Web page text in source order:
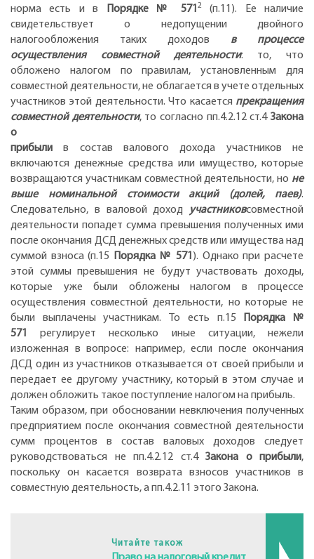
норма есть и в
Порядке № 571 2
(п.11). Ее наличие
свидетельствует о недопущении двойного
налогообложения таких доходов в процессе
осуществления совместной деятельности: то, что
обложено налогом по правилам, установленным для
совместной деятельности, не облагается в учете отдельных
участников этой деятельности. Что касается прекращения
совместной деятельности, то согласно пп.4.2.12 ст.4Закона
о
прибыли в состав валового дохода участников не
включаются денежные средства или имущество, которые
возвращаются участникам совместной деятельности, но не
выше номинальной стоимости акций (долей, паев).
Следовательно, в валовой доход
участниковсовместной
деятельности попадет сумма превышения полученных ими
после окончания ДСД денежных средств или имущества над
суммой взноса (п.15
Порядка № 571 ). Однако при расчете
этой суммы превышения не будут участвовать доходы,
которые уже были обложены налогом в процессе
осуществления совместной деятельности, но которые не
были выплачены участникам. То есть п.15
Порядка №
571
регулирует несколько иные ситуации, нежели
изложенная в вопросе: например, если после окончания
ДСД один из участников отказывается от своей прибыли и
передает ее другому участнику, который в этом случае и
должен обложить такое поступление налогом на прибыль.
Таким образом, при обосновании невключения полученных
предприятием после окончания совместной деятельности
сумм процентов в состав валовых доходов следует
руководствоваться не пп.4.2.12 ст.4 Закона о прибыли,
поскольку он касается возврата взносов участников в
совместную деятельность, а пп.4.2.11 этого Закона.
Читайте також